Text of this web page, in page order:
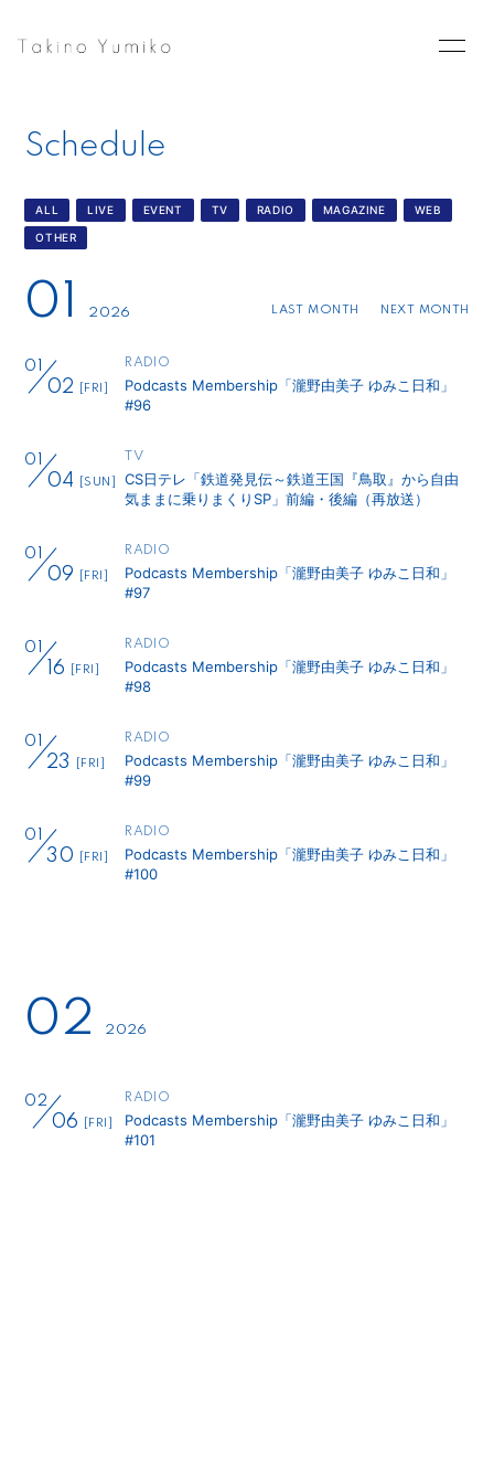
Schedule
Goods Blog
Contact
会員登録
Schedule
ALL LIVE EVENT TV RADIO MAGAZINE WEB
OTHER
01 2026 LAST MONTH NEXT MONTH
01
02 [FRI]
RADIO
Podcasts Membership「瀧野由美子 ゆみこ日和」
#96
01
04 [SUN]
TV
CS日テレ「鉄道発見伝～鉄道王国『鳥取』から自由
気ままに乗りまくりSP」前編・後編（再放送）
01
09 [FRI]
RADIO
Podcasts Membership「瀧野由美子 ゆみこ日和」
#97
01
16 [FRI]
RADIO
Podcasts Membership「瀧野由美子 ゆみこ日和」
#98
01
23 [FRI]
RADIO
Podcasts Membership「瀧野由美子 ゆみこ日和」
#99
01
30 [FRI]
RADIO
Podcasts Membership「瀧野由美子 ゆみこ日和」
#100
02 2026
02
06 [FRI]
RADIO
Podcasts Membership「瀧野由美子 ゆみこ日和」
#101